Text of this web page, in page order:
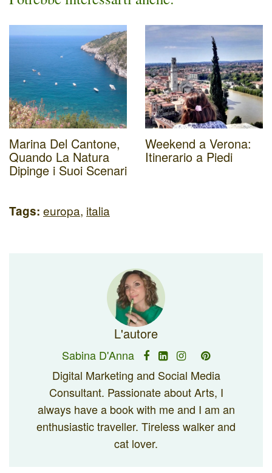
Marina Del Cantone,
Quando La Natura
Dipinge i Suoi Scenari
Weekend a Verona:
Itinerario a Piedi
Tags: europa, italia
L'autore
Sabina D'Anna
Digital Marketing and Social Media
Consultant. Passionate about Arts, I
always have a book with me and I am an
enthusiastic traveller. Tireless walker and
cat lover.